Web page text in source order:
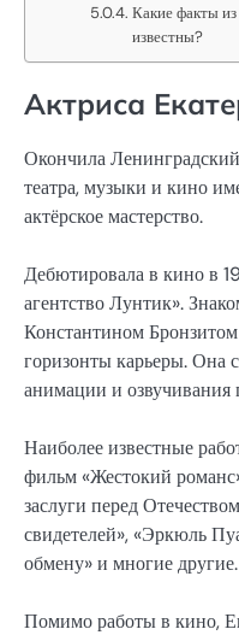
Какие факты
известны?
Актриса
Окончила
театра, музыки и кино
актёрское мастерство.
Дебютировала в кино в
агентство Лунтик».
Константином
горизонты карьеры. Она
анимации и озвучивания
Наиболее известные
фильм «Жестокий
заслуги перед
свидетелей», «Эркюль
обмену» и многие другие.
Помимо работы в кино,